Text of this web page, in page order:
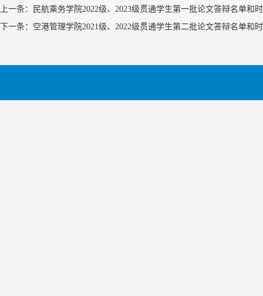
上一条：民航乘务学院2022级、2023级贯通学生第一批论文答辩名单和
下一条：空港管理学院2021级、2022级贯通学生第二批论文答辩名单和